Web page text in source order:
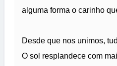
alguma forma o carinho
Desde que nos unimos,
O sol resplandece com